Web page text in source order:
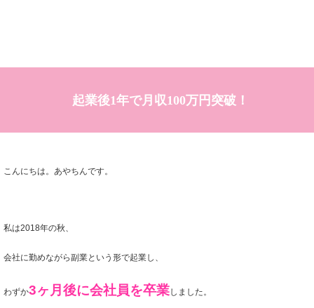
起業後1年で月収100万円突破！
こんにちは。あやちんです。
私は2018年の秋、
会社に勤めながら副業という形で起業し、
わずか3ヶ月後に会社員を卒業しました。